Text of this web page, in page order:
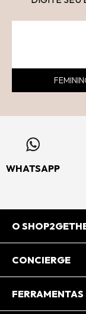
WHATSAPP
O
Sobre Nós
CONCIERGE
Central de
FERRAMENTAS